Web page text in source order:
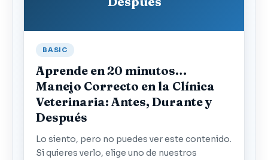
BASIC
Aprende en 20 minutos…
Manejo Correcto en la Clínica
Veterinaria: Antes, Durante y
Después
Lo siento, pero no puedes ver este contenido.
Si quieres verlo, elige uno de nuestros